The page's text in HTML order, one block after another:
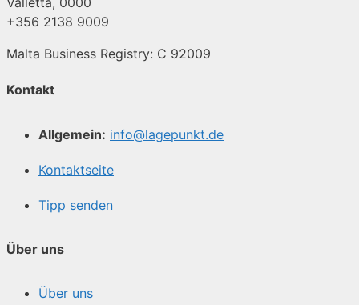
+356 2138 9009
Malta Business Registry: C 92009
Kontakt
Allgemein: info@lagepunkt.de
Kontaktseite
Tipp senden
Über uns
Über uns